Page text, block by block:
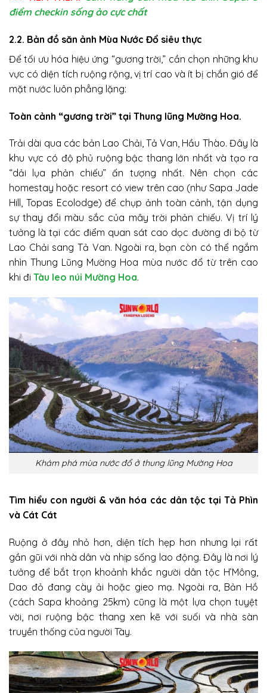
điểm checkin sống ảo cực chất
2.2. Bản đồ săn ảnh Mùa Nước Đổ siêu thực
Để tối ưu hóa hiệu ứng “gương trời,” cần chọn những khu
vực có diện tích ruộng rộng, vị trí cao và ít bị chắn gió để
mặt nước luôn phẳng lặng:
Toàn cảnh “gương trời” tại Thung lũng Mường Hoa.
Trải dài qua các bản Lao Chải, Tả Van, Hầu Thào. Đây là
khu vực có độ phủ ruộng bậc thang lớn nhất và tạo ra
“dải lụa phản chiếu” ấn tượng nhất. Nên chọn các
homestay hoặc resort có view trên cao (như Sapa Jade
Hill, Topas Ecolodge) để chụp ảnh toàn cảnh, tận dụng
sự thay đổi màu sắc của mây trời phản chiếu. Vị trí lý
tưởng là tại các điểm quan sát cao dọc đường đi bộ từ
Lao Chải sang Tả Van. Ngoài ra, bạn còn có thể ngắm
nhìn Thung Lũng Mường Hoa mùa nước đổ từ trên cao
khi đi Tàu leo núi Mường Hoa.
Khám phá mùa nước đổ ở thung lũng Mường Hoa
Tìm hiểu con người & văn hóa các dân tộc tại Tả Phìn
và Cát Cát
Ruộng ở đây nhỏ hơn, diện tích hẹp hơn nhưng lại rất
gần gũi với nhà dân và nhịp sống lao động. Đây là nơi lý
tưởng để bắt trọn khoảnh khắc người dân tộc H’Mông,
Dao đỏ đang cày ải hoặc gieo mạ. Ngoài ra, Bản Hồ
(cách Sapa khoảng 25km) cũng là một lựa chọn tuyệt
vời, nơi ruộng bậc thang xen kẽ với suối và nhà sàn
truyền thống của người Tày.